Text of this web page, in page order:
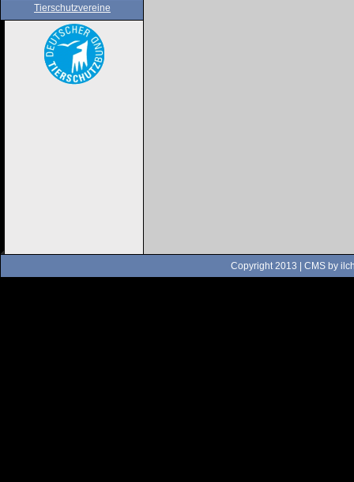
Tierschutzvereine
Copyright 2013 | CMS by